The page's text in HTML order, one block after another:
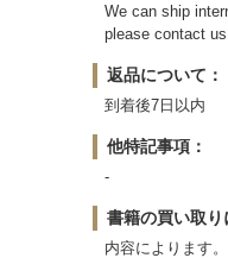
We can ship
please contact
返品について：
到着後7日以内
他特記事項：
-
書籍の買い取り
内容によります。